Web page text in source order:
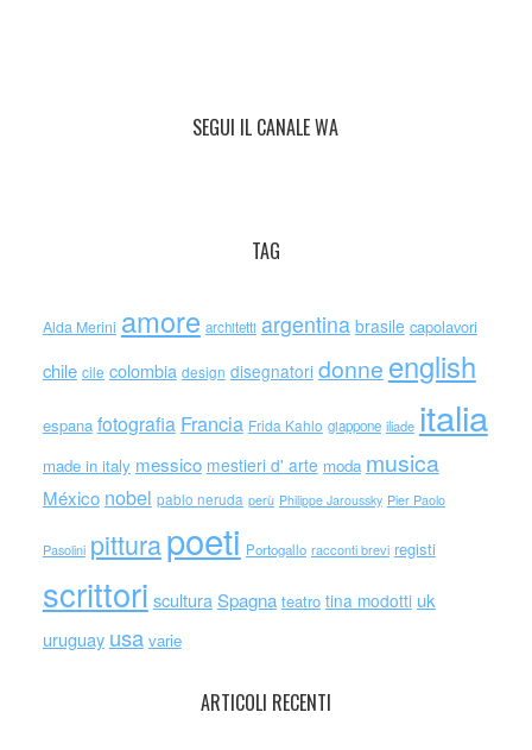
SEGUI IL CANALE WA
TAG
Alda Merini amore architetti argentina brasile capolavori
chile cile colombia design disegnatori donne english
espana fotografia Francia Frida Kahlo giappone iliade italia
made in italy messico mestieri d' arte moda musica
México nobel pablo neruda perù Philippe Jaroussky Pier Paolo
Pasolini pitturapoeti Portogallo racconti brevi registi
scrittori scultura Spagna teatro tina modotti uk
uruguay usa varie
ARTICOLI RECENTI